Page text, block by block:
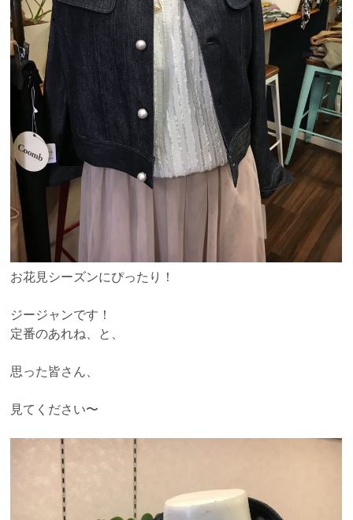
お花見シーズンにぴったり！
ジージャンです！
定番のあれね、と、
思った皆さん、
見てください〜